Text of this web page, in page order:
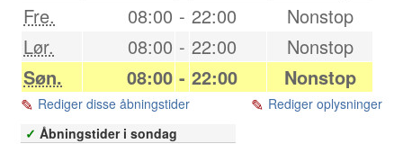
Fre.
08:00 - 22:00
Nonstop
Lør.
08:00 - 22:00
Nonstop
Søn.
08:00 - 22:00 Nonstop
Rediger disse åbningstider
Rediger oplysninger
✓ Åbningstider i sondag